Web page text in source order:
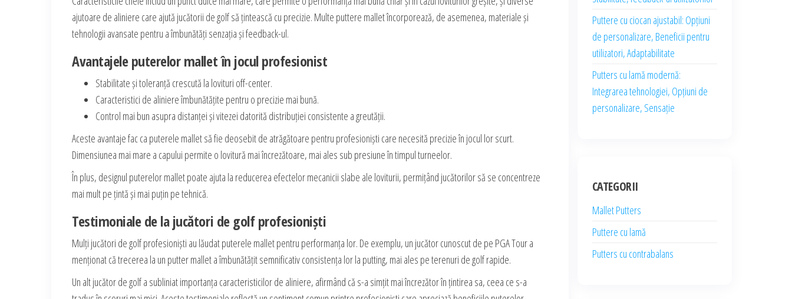
ajutoare de aliniere care ajută jucătorii de golf să țintească cu precizie. Multe puttere mallet încorporează, de asemenea, materiale și
tehnologii avansate pentru a îmbunătăți senzația și feedback-ul.
Avantajele puterelor mallet în jocul profesionist
Stabilitate și toleranță crescută la lovituri off-center.
Caracteristici de aliniere îmbunătățite pentru o precizie mai bună.
Control mai bun asupra distanței și vitezei datorită distribuției consistente a greutății.
Aceste avantaje fac ca puterele mallet să fie deosebit de atrăgătoare pentru profesioniști care necesită precizie în jocul lor scurt.
Dimensiunea mai mare a capului permite o lovitură mai încrezătoare, mai ales sub presiune în timpul turneelor.
În plus, designul puterelor mallet poate ajuta la reducerea efectelor mecanicii slabe ale loviturii, permițând jucătorilor să se concentreze
mai mult pe țintă și mai puțin pe tehnică.
Testimoniale de la jucători de golf profesioniști
Mulți jucători de golf profesioniști au lăudat puterele mallet pentru performanța lor. De exemplu, un jucător cunoscut de pe PGA Tour a
menționat că trecerea la un putter mallet a îmbunătățit semnificativ consistența lor la putting, mai ales pe terenuri de golf rapide.
Un alt jucător de golf a subliniat importanța caracteristicilor de aliniere, afirmând că s-a simțit mai încrezător în țintirea sa, ceea ce s-a
Puttere cu ciocan ajustabil: Opțiuni
de personalizare, Beneficii pentru
utilizatori, Adaptabilitate
Putters cu lamă modernă:
Integrarea tehnologiei, Opțiuni de
personalizare, Sensație
CATEGORII
Mallet Putters
Puttere cu lamă
Putters cu contrabalans